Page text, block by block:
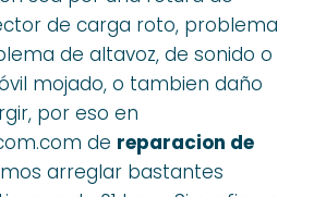
de carga roto, problema
de altavoz, de sonido o
mojado, o tambien daño
por eso en
de reparacion de
arreglar bastantes